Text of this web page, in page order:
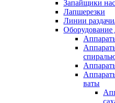
Запайщики
Лапшерезки
Линии
Оборудование
ваты